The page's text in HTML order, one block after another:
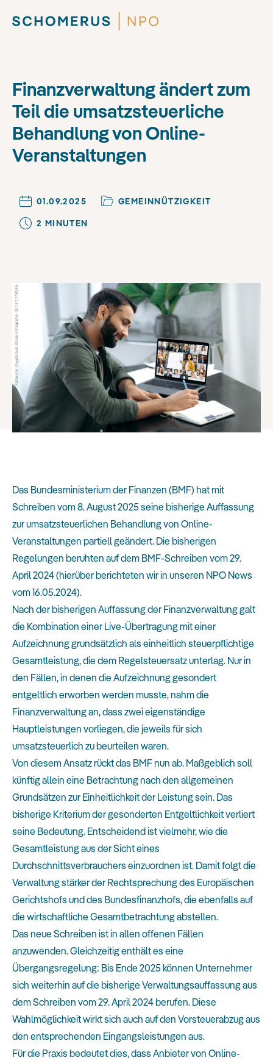
Finanzverwaltung ändert zum
Teil die umsatzsteuerliche
Behandlung von Online-
Veranstaltungen
01.09.2025
GEMEINNÜTZIGKEIT
2 MINUTEN
Das Bundesministerium der Finanzen (BMF) hat mit
Schreiben vom 8. August 2025 seine bisherige Auffassung
zur umsatzsteuerlichen Behandlung von Online-
Veranstaltungen partiell geändert. Die bisherigen
Regelungen beruhten auf dem BMF-Schreiben vom 29.
April 2024(hierüber berichteten wir in unseren NPO News
vom 16.05.2024).
Nach der bisherigen Auffassung der Finanzverwaltung galt
die Kombination einer Live-Übertragung mit einer
Aufzeichnung grundsätzlich als einheitlich steuerpflichtige
Gesamtleistung, die dem Regelsteuersatz unterlag. Nur in
den Fällen, in denen die Aufzeichnung gesondert
entgeltlich erworben werden musste, nahm die
Finanzverwaltung an, dass zwei eigenständige
Hauptleistungen vorliegen, die jeweils für sich
umsatzsteuerlich zu beurteilen waren.
Von diesem Ansatz rückt das BMF nun ab. Maßgeblich soll
künftig allein eine Betrachtung nach den allgemeinen
Grundsätzen zur Einheitlichkeit der Leistung sein. Das
bisherige Kriterium der gesonderten Entgeltlichkeit verliert
seine Bedeutung. Entscheidend ist vielmehr, wie die
Gesamtleistung aus der Sicht eines
Durchschnittsverbrauchers einzuordnen ist. Damit folgt die
Verwaltung stärker der Rechtsprechung des Europäischen
Gerichtshofs und des Bundesfinanzhofs, die ebenfalls auf
die wirtschaftliche Gesamtbetrachtung abstellen.
Das neue Schreiben ist in allen offenen Fällen
anzuwenden. Gleichzeitig enthält es eine
Übergangsregelung: Bis Ende 2025 können Unternehmer
sich weiterhin auf die bisherige Verwaltungsauffassung aus
dem Schreiben vom 29. April 2024 berufen. Diese
Wahlmöglichkeit wirkt sich auch auf den Vorsteuerabzug aus
den entsprechenden Eingangsleistungen aus.
Für die Praxis bedeutet dies, dass Anbieter von Online-